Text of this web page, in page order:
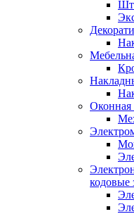
Оконная
кодовые